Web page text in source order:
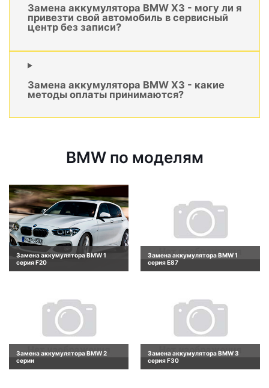
Замена аккумулятора BMW X3 - могу ли я
привезти свой автомобиль в сервисный
центр без записи?
Замена аккумулятора BMW X3 - какие
методы оплаты принимаются?
BMW по моделям
Замена аккумулятора BMW 1
серия F20
Замена аккумулятора BMW 1
серия E87
Замена аккумулятора BMW 2
серии
Замена аккумулятора BMW 3
серия F30